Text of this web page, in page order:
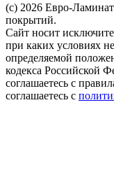
(c) 2026 Евро-
покрытий.
Сайт носит
при каких условиях
определяемой
кодекса Российской
соглашаетесь с
соглашаетесь с